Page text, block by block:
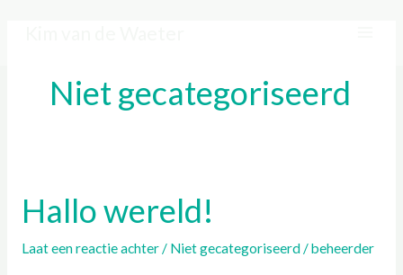
Niet gecategoriseerd
Hallo wereld!
Laat een reactie achter/ Niet gecategoriseerd/beheerder
Hallo
wereld!